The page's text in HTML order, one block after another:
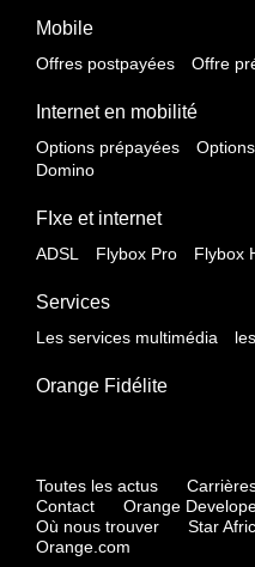
Mobile
Offres postpayées Offre
Internet en mobilité
Options prépayées
Domino
FIxe et internet
ADSL Flybox Pro Flybox
Services
Les services multimédia
Orange Fidélite
Toutes les actus
Contact
Orange
Où nous trouver
Star
Orange.com